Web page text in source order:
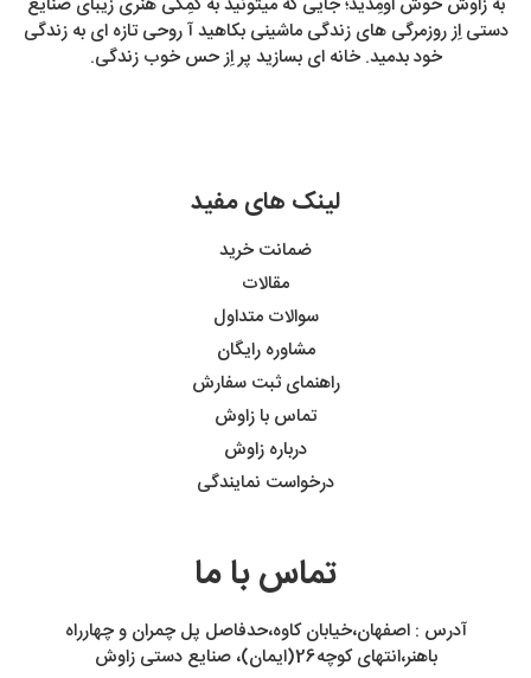
دستی اِز روزمرگی های زندگی ماشینی بکاهید آ روحی تازه ای به زندگی
خود بدمید. خانه ای بسازید پر اِز حس خوب زندگی.
لینک های مفید
ضمانت خرید
مقالات
سوالات متداول
مشاوره رایگان
راهنمای ثبت سفارش
تماس با زاوش
درباره زاوش
درخواست نمایندگی
تماس با ما
آدرس : اصفهان،خیابان کاوه،حدفاصل پل چمران و چهارراه
باهنر،انتهای کوچه26(ایمان)، صنایع دستی زاوش